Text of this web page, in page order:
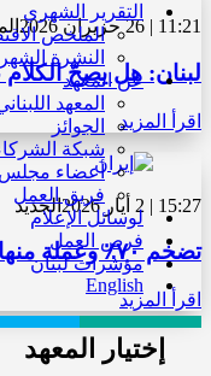
التقرير الشهري
الملخص
النشرة
عن المعهد
المعهد
الجوائز
شبكة
أعضاء مجلس
فريق العمل
لوسائل الإعلام
فرص العمل
مؤشرات لبنان
English
11:21 | 26 حزيران 2026
لبنان: هل يصحّ
اقرأ المزيد
15:27 | 2 أيار 2026 الجديد
تضخم ٧٠٪ وعملة منهارة.. الحرب أنهكت اقتصاد إيران
اقرأ المزيد
إختيار المعهد